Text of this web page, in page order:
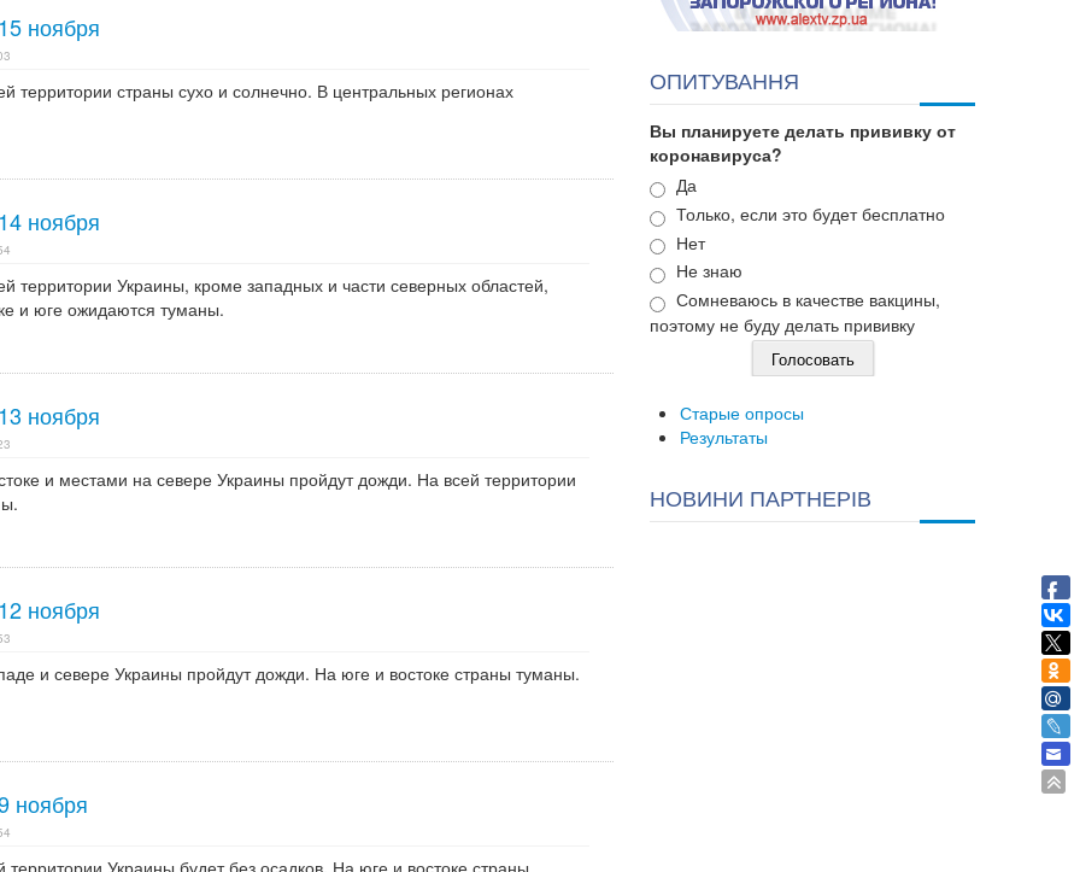
ноября
территории страны сухо и солнечно. В центральных регионах
ноября
территории Украины, кроме западных и части северных областей,
и юге ожидаются туманы.
ноября
и местами на севере Украины пройдут дожди. На всей территории
ноября
и севере Украины пройдут дожди. На юге и востоке страны туманы.
ноября
Украины будет без осадков. На юге и востоке страны
ОПИТУВАННЯ
Вы планируете делать прививку от
коронавируса?
Варианты
Да
Только, если это будет бесплатно
Нет
Не знаю
Сомневаюсь в качестве вакцины,
поэтому не буду делать прививку
Старые опросы
Результаты
НОВИНИ ПАРТНЕРІВ